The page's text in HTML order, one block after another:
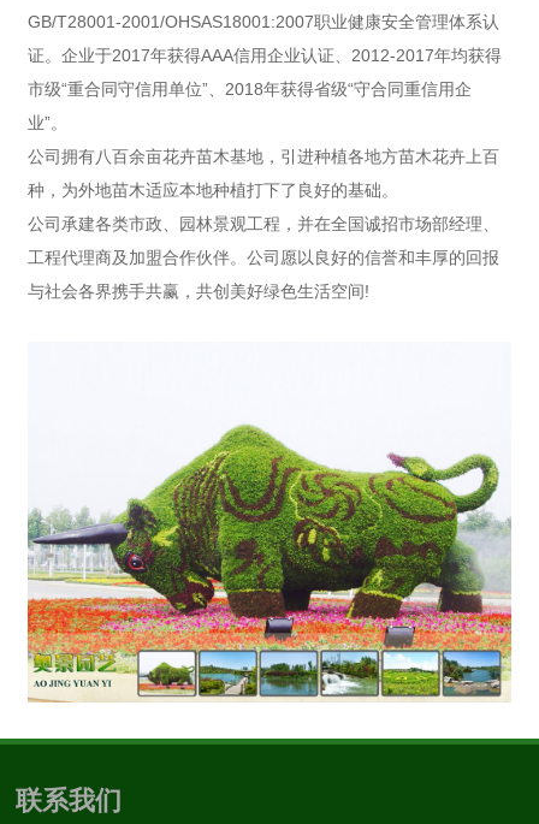
GB/T28001-2001/OHSAS18001:2007职业健康安全管理体系认
证。企业于2017年获得AAA信用企业认证、2012-2017年均获得
市级“重合同守信用单位”、2018年获得省级“守合同重信用企
业”。
公司拥有八百余亩花卉苗木基地，引进种植各地方苗木花卉上百
种，为外地苗木适应本地种植打下了良好的基础。
公司承建各类市政、园林景观工程，并在全国诚招市场部经理、
工程代理商及加盟合作伙伴。公司愿以良好的信誉和丰厚的回报
与社会各界携手共赢，共创美好绿色生活空间!
联系我们